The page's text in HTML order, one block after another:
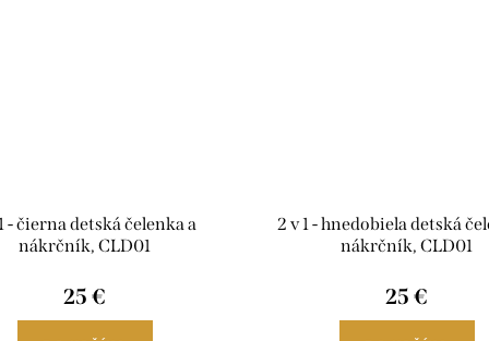
- čierna detská čelenka a
nákrčník, CLD01
25 €
2 v 1 - hnedobiela detská
nákrčník, CLD01
25 €